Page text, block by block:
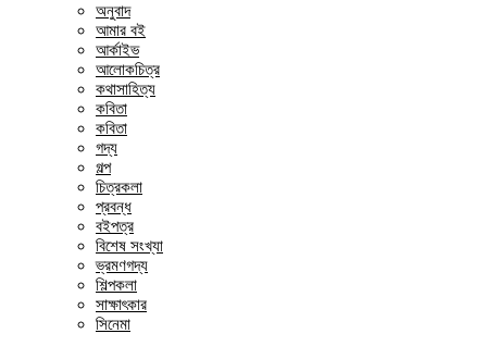
অনুবাদ
আমার বই
আর্কাইভ
আলোকচিত্র
কথাসাহিত্য
কবিতা
কবিতা
গদ্য
গল্প
চিত্রকলা
প্রবন্ধ
বইপত্র
বিশেষ সংখ্যা
ভ্রমণগদ্য
শিল্পকলা
সাক্ষাৎকার
সিনেমা